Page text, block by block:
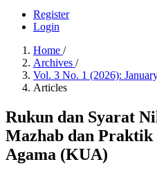
Register
Login
Home /
Archives /
Vol. 3 No. 1 (2026):
Articles
Rukun dan Syarat
Mazhab dan
Agama (KUA)